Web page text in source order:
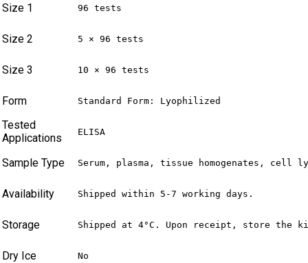
Size 1 96 tests
Size 2 5 × 96 tests
Size 3 10 × 96 tests
Form Standard Form: Lyophilized
Tested
Applications
ELISA
Sample Type Serum, plasma, tissue homogenates,
Availability Shipped within 5-7 working days.
Storage Shipped at 4°C. Upon receipt, store
Dry Ice No